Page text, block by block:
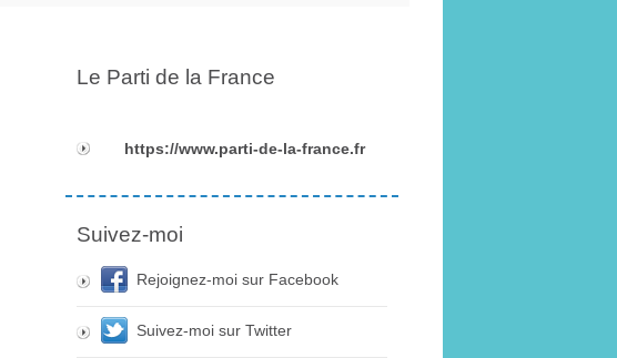
Le Parti de la France
https://www.parti-de-la-france.fr
Suivez-moi
Rejoignez-moi sur Facebook
Suivez-moi sur Twitter